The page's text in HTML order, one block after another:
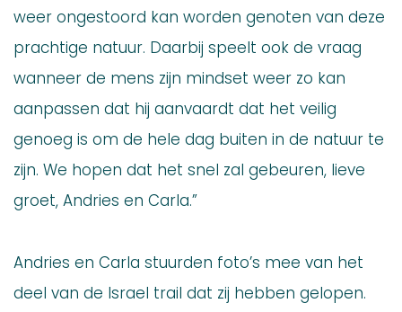
weer ongestoord kan worden genoten van deze
prachtige natuur. Daarbij speelt ook de vraag
wanneer de mens zijn mindset weer zo kan
aanpassen dat hij aanvaardt dat het veilig
genoeg is om de hele dag buiten in de natuur te
zijn. We hopen dat het snel zal gebeuren, lieve
groet, Andries en Carla.”
Andries en Carla stuurden foto’s mee van het
deel van de Israel trail dat zij hebben gelopen.